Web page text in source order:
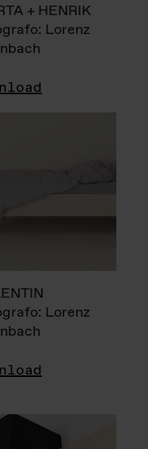
+ HENRIK
Lorenz
Lorenz